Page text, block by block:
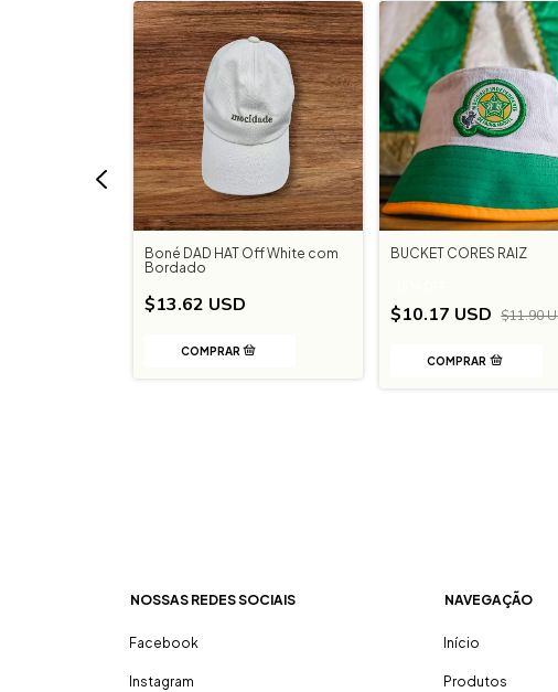
Boné DAD HAT Off White com
Bordado
$13.62 USD
BUCKET CORES RAIZ
$10.17 USD $11.90
NOSSAS REDES SOCIAIS
Facebook
Instagram
NAVEGAÇÃO
Início
Produtos